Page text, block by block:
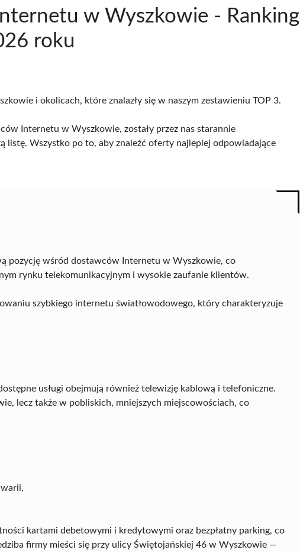
w Wyszkowie - Ranking
roku
i okolicach, które znalazły się w naszym zestawieniu TOP 3.
Internetu w Wyszkowie, zostały przez nas starannie
listę. Wszystko po to, aby znaleźć oferty najlepiej odpowiadające
pozycję wśród dostawców Internetu w Wyszkowie, co
rynku telekomunikacyjnym i wysokie zaufanie klientów.
szybkiego internetu światłowodowego, który charakteryzuje
usługi obejmują również telewizję kablową i telefoniczne.
lecz także w pobliskich, mniejszych miejscowościach, co
kartami debetowymi i kredytowymi oraz bezpłatny parking, co
firmy mieści się przy ulicy Świętojańskiej 46 w Wyszkowie —